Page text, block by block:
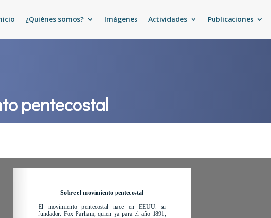
¿Quiénes somos? Imágenes Actividades Publicaciones
pentecostal